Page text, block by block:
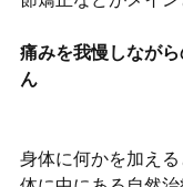
痛みを我慢しなが
ん
身体に何かを加え